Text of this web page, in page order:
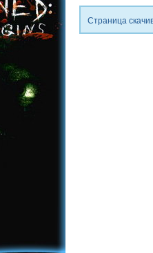
Страница